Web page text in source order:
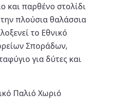
και παρθένο στολίδι
πλούσια θαλάσσια
το Εθνικό
Σποράδων,
για δύτες και
Παλιό Χωριό